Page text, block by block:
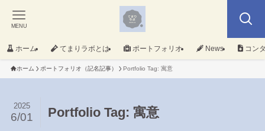
MENU
ホーム てまりラボとは ポートフォリオ News コン
ホーム ポートフォリオ（記名記事） Portfolio Tag: 寓意
Portfolio Tag: 寓意
2025
6/01